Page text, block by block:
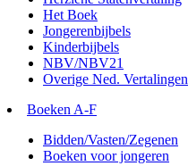
Het Boek
Jongerenbijbels
Kinderbijbels
NBV/NBV21
Overige Ned. Vertalingen
Boeken A-F
Bidden/Vasten/Zegenen
Boeken voor jongeren